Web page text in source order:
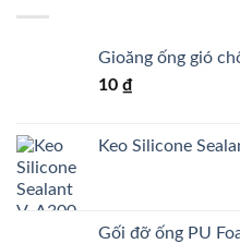
Gioăng ống gió
10 ₫
Keo Silicone
Gối đỡ ống PU